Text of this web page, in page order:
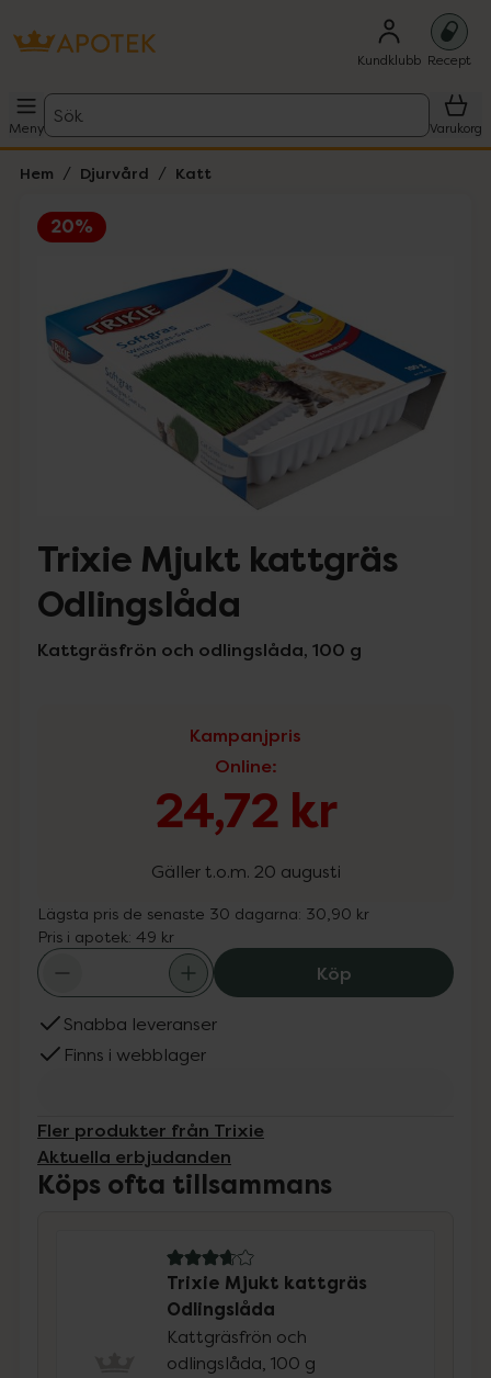
Kundklubb Recept
Meny
Sök
Varukorg
Hem Djurvård Katt
20%
Lista: . Innehåller 3 objekt.
Hoppa över Lista
Trixie Mjukt kattgräs
Odlingslåda
Kattgräsfrön och odlingslåda, 100 g
Kampanjpris
Online:
24,72 kr
Gäller t.o.m. 20 augusti
Lägsta pris de senaste 30 dagarna: 30,90 kr
Pris i apotek: 49 kr
KöpTrixie Mjukt
Snabba leveranser
Finns i webblager
Fler produkter från Trixie
Aktuella erbjudanden
Köps ofta tillsammans
3.8 av 5 i omdöme
Trixie Mjukt kattgräs
Odlingslåda
Kattgräsfrön och
odlingslåda, 100 g